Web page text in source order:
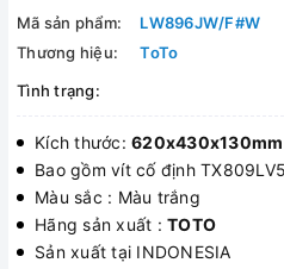
Mã sản phẩm:
LW896JW/F#W
Thương hiệu:
ToTo
Tình trạng:
Kích thước: 620x430x130mm
Bao gồm vít cố định TX809LV5
Màu sắc : Màu trắng
Hãng sản xuất : TOTO
Sản xuất tại INDONESIA